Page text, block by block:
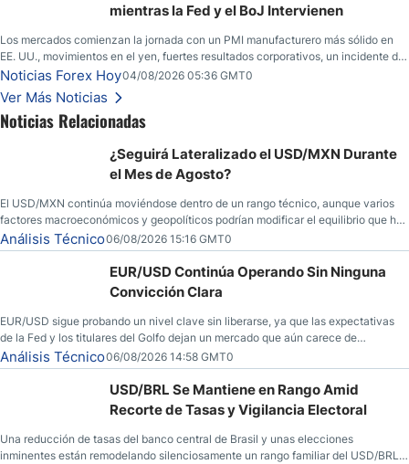
mientras la Fed y el BoJ Intervienen
Los mercados comienzan la jornada con un PMI manufacturero más sólido en
EE. UU., movimientos en el yen, fuertes resultados corporativos, un incidente de
seguridad en Bitcoin y nuevas señales desde el mercado del petróleo.
Noticias Forex Hoy04/08/2026 05:36 GMT0
Ver Más Noticias
Noticias Relacionadas
¿Seguirá Lateralizado el USD/MXN Durante
el Mes de Agosto?
El USD/MXN continúa moviéndose dentro de un rango técnico, aunque varios
factores macroeconómicos y geopolíticos podrían modificar el equilibrio que ha
dominado al mercado en las últimas semanas.
Análisis Técnico06/08/2026 15:16 GMT0
EUR/USD Continúa Operando Sin Ninguna
Convicción Clara
EUR/USD sigue probando un nivel clave sin liberarse, ya que las expectativas
de la Fed y los titulares del Golfo dejan un mercado que aún carece de
convicción real.
Análisis Técnico06/08/2026 14:58 GMT0
USD/BRL Se Mantiene en Rango Amid
Recorte de Tasas y Vigilancia Electoral
Una reducción de tasas del banco central de Brasil y unas elecciones
inminentes están remodelando silenciosamente un rango familiar del USD/BRL.